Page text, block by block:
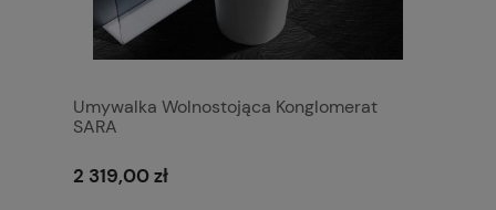
Umywalka Wolnostojąca Konglomerat
SARA
2 319,00 zł